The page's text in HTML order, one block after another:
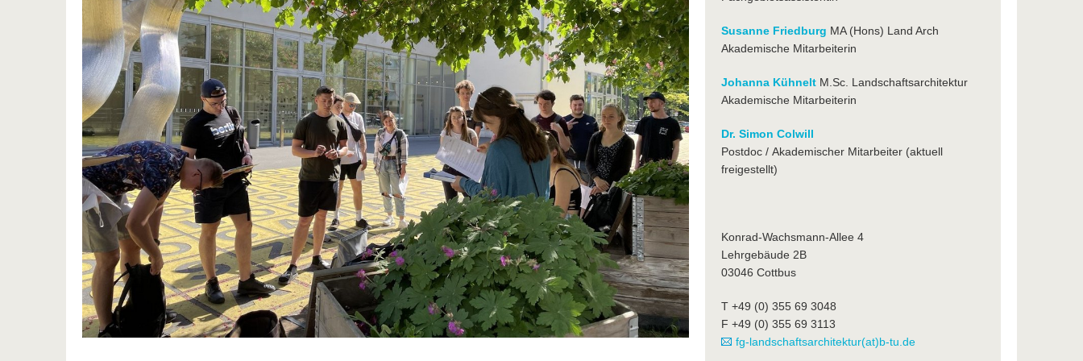
Susanne Friedburg MA (Hons) Land Arch
Akademische Mitarbeiterin
Johanna Kühnelt M.Sc. Landschaftsarchitektur
Akademische Mitarbeiterin
Dr. Simon Colwill
Postdoc / Akademischer Mitarbeiter (aktuell
freigestellt)
Konrad-Wachsmann-Allee 4
Lehrgebäude 2B
03046 Cottbus
T +49 (0) 355 69 3048
F +49 (0) 355 69 3113
fg-landschaftsarchitektur(at)b-tu.de